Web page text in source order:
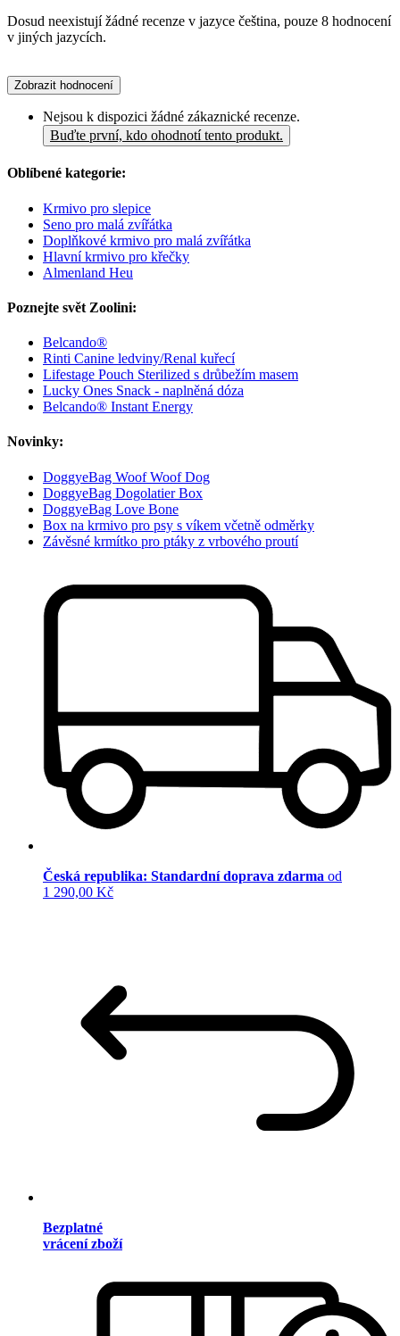
Dosud neexistují žádné recenze v jazyce čeština, pouze 8 hodnocení
v jiných jazycích.
Zobrazit hodnocení
Nejsou k dispozici žádné zákaznické recenze.
Buďte první, kdo ohodnotí tento produkt.
Oblíbené kategorie:
Krmivo pro slepice
Seno pro malá zvířátka
Doplňkové krmivo pro malá zvířátka
Hlavní krmivo pro křečky
Almenland Heu
Poznejte svět Zoolini:
Belcando®
Rinti Canine ledviny/Renal kuřecí
Lifestage Pouch Sterilized s drůbežím masem
Lucky Ones Snack - naplněná dóza
Belcando® Instant Energy
Novinky:
DoggyeBag Woof Woof Dog
DoggyeBag Dogolatier Box
DoggyeBag Love Bone
Box na krmivo pro psy s víkem včetně odměrky
Závěsné krmítko pro ptáky z vrbového proutí
Česká republika: Standardní doprava zdarma od
1 290,00 Kč
Bezplatné
vrácení zboží